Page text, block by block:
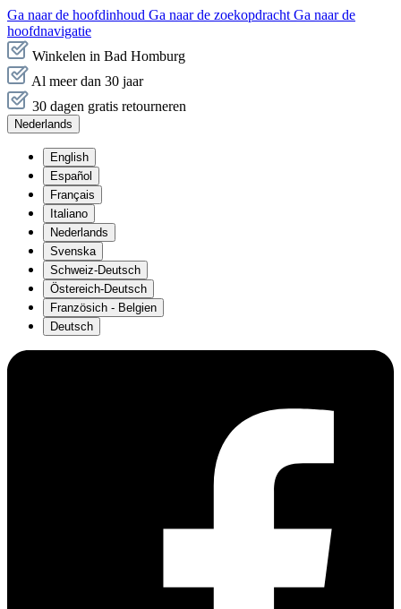
Ga naar de hoofdinhoud Ga naar de zoekopdracht Ga naar de
hoofdnavigatie
Winkelen in Bad Homburg
Al meer dan 30 jaar
30 dagen gratis retourneren
Nederlands
English
Español
Français
Italiano
Nederlands
Svenska
Schweiz-Deutsch
Östereich-Deutsch
Französich - Belgien
Deutsch